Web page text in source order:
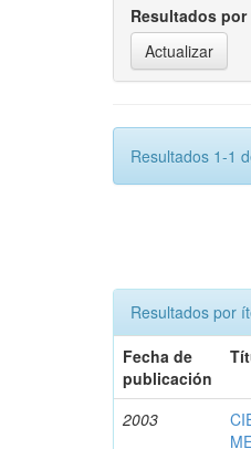
Resultados
Resultados 1-1
Resultados por
Fecha de
publicación
2003